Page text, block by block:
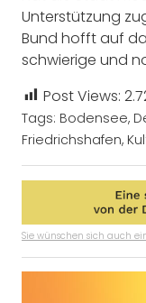
Unterstützung
Bund hofft auf
schwierige und
Post Views:
Tags: Bodensee,
Friedrichshafen,
Sie wünschen sich auch